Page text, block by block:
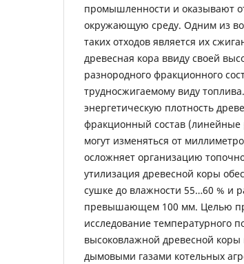
промышленности и оказывают
окружающую среду. Одним из
таких отходов является их
древесная кора ввиду своей
разнородного фракционного
трудносжигаемому виду
энергетическую плотность
фракционный состав (линейные
могут изменяться от
осложняет организацию
утилизация древесной коры
сушке до влажности 55…60 % и
превышающем 100 мм. Целью
исследование температурного
высоковлажной древесной
дымовыми газами котельных